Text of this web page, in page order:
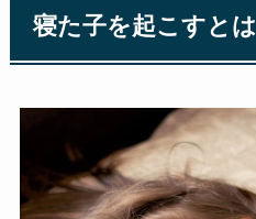
寝た子を起こすとは